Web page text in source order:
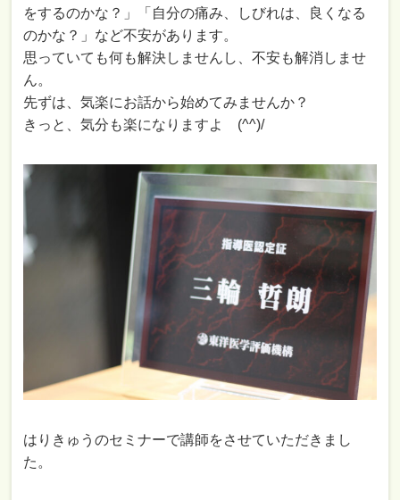
をするのかな？」「自分の痛み、しびれは、良くなる
のかな？」など不安があります。
思っていても何も解決しませんし、不安も解消しませ
ん。
先ずは、気楽にお話から始めてみませんか？
きっと、気分も楽になりますよ (^^)/
はりきゅうのセミナーで講師をさせていただきまし
た。